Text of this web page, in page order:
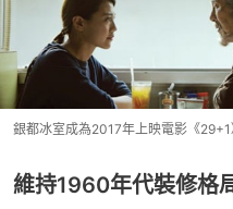
銀都冰室成為2017年上映電影《
維持1960年代裝修